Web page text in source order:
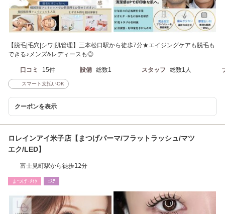
【脱毛|毛穴|シワ|肌管理】三本松口駅から徒歩7分★エイジングケアも脱毛も
できる♪メンズ&レディースも◎
口コミ 15件 設備 総数1 スタッフ 総数1人
スマート支払いOK
クーポンを表示
ロレインアイ米子店【まつげパーマ/フラットラッシュ/マツ
エク/LED】
富士見町駅から徒歩12分
まつげ･ﾒｲｸ ｴｽﾃ